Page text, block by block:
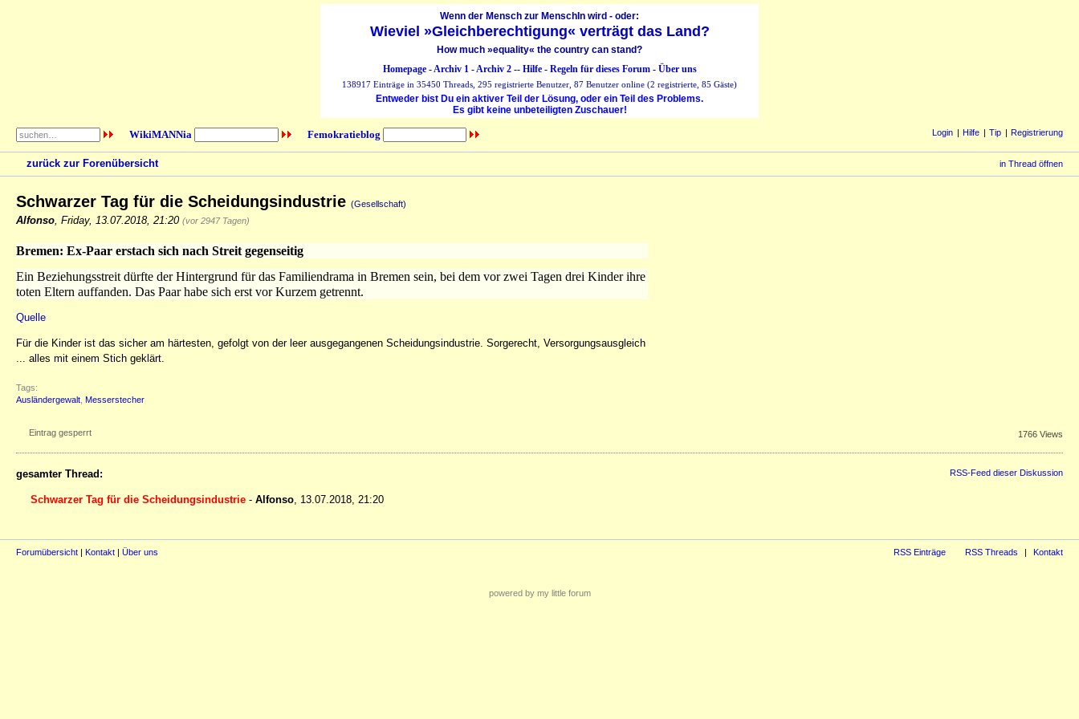
Wenn der Mensch zur MenschIn wird - oder:
Wieviel »Gleichberechtigung« verträgt das Land?
How much »equality« the country can stand?
Homepage-Archiv 1-Archiv 2-- Hilfe- Regeln für dieses Forum- Über uns
138917 Einträge in 35450 Threads, 295 registrierte Benutzer, 87 Benutzer online (2 registrierte, 85 Gäste)
Entweder bist Du ein aktiver Teil der Lösung, oder ein Teil des Problems.
Es gibt keine unbeteiligten Zuschauer!
WikiMANNia Femokratieblog Login Hilfe Tip Registrierung
zurück zur Forenübersicht in Thread öffnen
Schwarzer Tag für die Scheidungsindustrie (Gesellschaft)
Alfonso Friday, 13.07.2018, 21:20 (vor 2947 Tagen)
Bremen: Ex-Paar erstach sich nach Streit gegenseitig
Ein Beziehungsstreit dürfte der Hintergrund für das Familiendrama in Bremen sein, bei dem vor zwei Tagen drei Kinder ihre
toten Eltern auffanden. Das Paar habe sich erst vor Kurzem getrennt.
Quelle
Für die Kinder ist das sicher am härtesten, gefolgt von der leer ausgegangenen Scheidungsindustrie. Sorgerecht, Versorgungsausgleich
... alles mit einem Stich geklärt.
Tags:
Ausländergewalt Messerstecher
Eintrag gesperrt 1766 Views
gesamter Thread: RSS-Feed dieser Diskussion
Schwarzer Tag für die Scheidungsindustrie - Alfonso, 13.07.2018, 21:20
Forumübersicht | Kontakt | Über uns RSS Einträge RSS Threads Kontakt
powered by my little forum